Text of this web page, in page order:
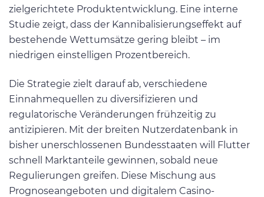
zielgerichtete Produktentwicklung. Eine interne
Studie zeigt, dass der Kannibalisierungseffekt auf
bestehende Wettumsätze gering bleibt – im
niedrigen einstelligen Prozentbereich.
Die Strategie zielt darauf ab, verschiedene
Einnahmequellen zu diversifizieren und
regulatorische Veränderungen frühzeitig zu
antizipieren. Mit der breiten Nutzerdatenbank in
bisher unerschlossenen Bundesstaaten will Flutter
schnell Marktanteile gewinnen, sobald neue
Regulierungen greifen. Diese Mischung aus
Prognoseangeboten und digitalem Casino-